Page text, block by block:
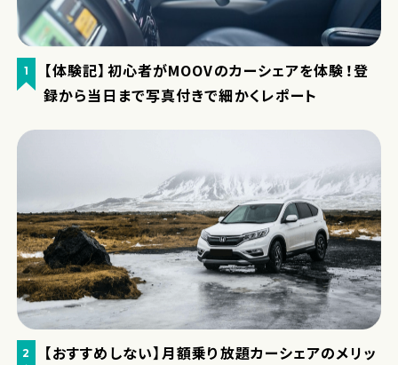
1
【体験記】初心者がMOOVのカーシェアを体験！登
録から当日まで写真付きで細かくレポート
2
【おすすめしない】月額乗り放題カーシェアのメリッ